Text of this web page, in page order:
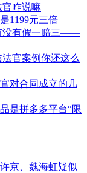
官咋说嘛
1199元三倍
没有假一赔三——
官案例你还这么
对合同成立的几
是拼多多平台“限
京、魏海虹疑似